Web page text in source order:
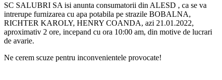
SC SALUBRI SA isi anunta consumatorii din ALESD , ca se va
intrerupe furnizarea cu apa potabila pe strazile BOBALNA,
RICHTER KAROLY, HENRY COANDA, azi 21.01.2022,
aproximativ 2 ore, incepand cu ora 10:00 am, din motive de lucrari
de avarie.
Ne cerem scuze pentru inconvenientele provocate!